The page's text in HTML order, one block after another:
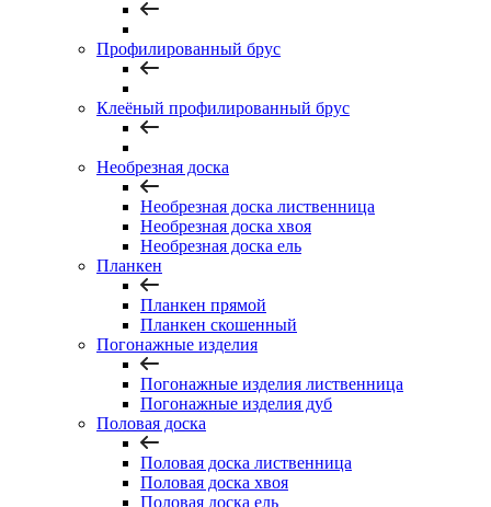
Профилированный брус
Клеёный профилированный брус
Необрезная доска
Необрезная доска лиственница
Необрезная доска хвоя
Необрезная доска ель
Планкен
Планкен прямой
Планкен скошенный
Погонажные изделия
Погонажные изделия лиственница
Погонажные изделия дуб
Половая доска
Половая доска лиственница
Половая доска хвоя
Половая доска ель